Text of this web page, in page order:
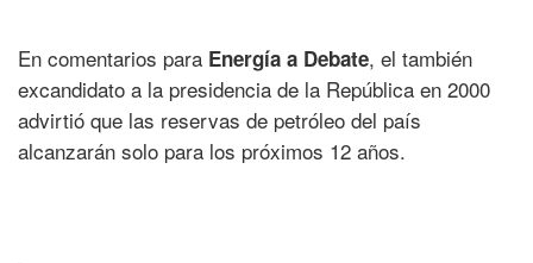
En comentarios para Energía a Debate, el también
excandidato a la presidencia de la República en 2000
advirtió que las reservas de petróleo del país
alcanzarán solo para los próximos 12 años.